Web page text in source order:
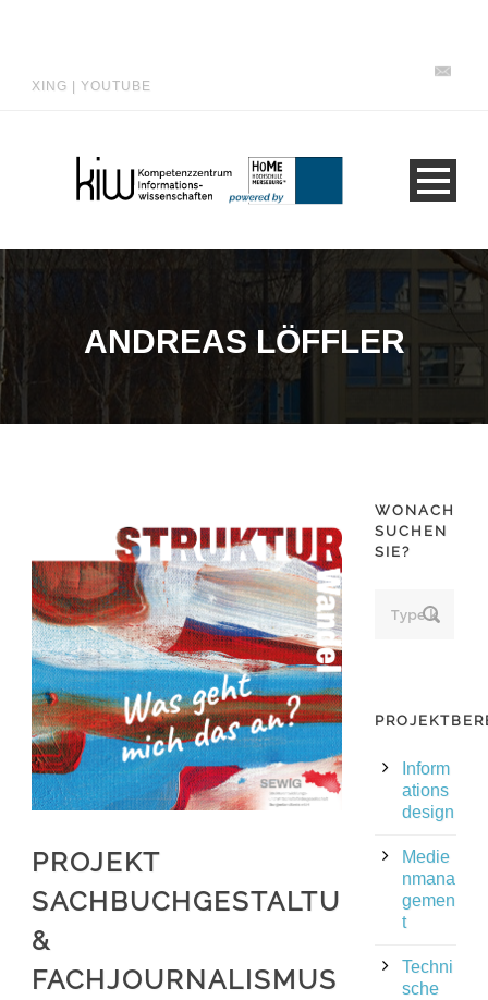
XING YOUTUBE
ANDREAS LÖFFLER
PROJEKT
SACHBUCHGESTALTUNG
&
FACHJOURNALISMUS
WONACH
SUCHEN
SIE?
Inform
ations
design
Medie
nmana
gemen
t
Techni
sche